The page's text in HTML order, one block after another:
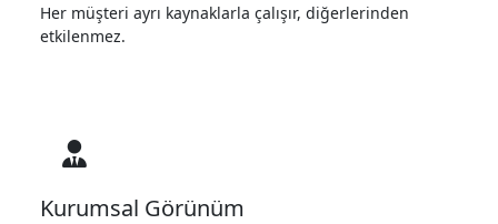
Her müşteri ayrı kaynaklarla çalışır, diğerlerinden
etkilenmez.
Kurumsal Görünüm